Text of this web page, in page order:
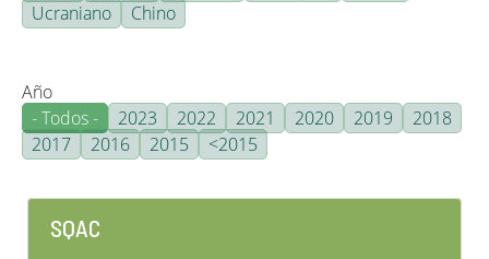
Ucraniano
Chino
Año
- Todos -
2023 2022 2021 2020 2019
2018
2017
2016 2015 <2015
SQAC